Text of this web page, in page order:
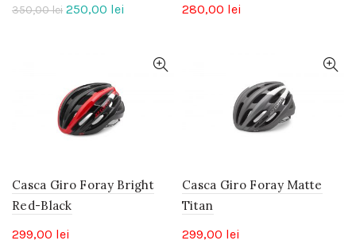
350,00lei Prețul
350,00 lei.
250,00 lei
250,00 lei.
280,00 lei
Casca Giro Foray Bright
Red-Black
299,00 lei
Casca Giro Foray Matte
Titan
299,00 lei